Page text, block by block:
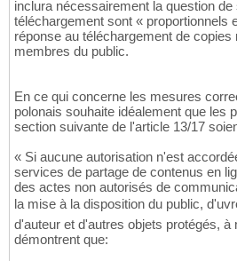
inclura nécessairement la question
téléchargement sont « proportionnels
réponse au téléchargement de copies
membres du public.
En ce qui concerne les mesures
polonais souhaite idéalement que les
section suivante de l'article 13/17
« Si aucune autorisation n'est
services de partage de contenus en
des actes non autorisés de
la mise à la disposition du public,
d'auteur et d'autres objets protégés, à
démontrent que: